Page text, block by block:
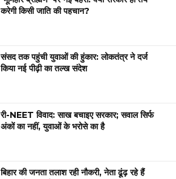
करेगी किसी जाति की पहचान?
संसद तक पहुंची युवाओं की हुंकार: लोकतंत्र ने दर्ज
किया नई पीढ़ी का तल्ख संदेश
री-NEET विवाद: साख बचाइए सरकार; सवाल सिर्फ
अंकों का नहीं, युवाओं के भरोसे का है
बिहार की जनता तलाश रही नौकरी, नेता ढूंढ़ रहे हैं